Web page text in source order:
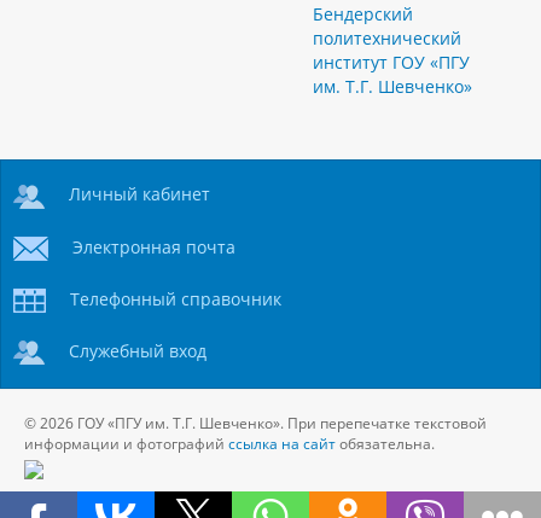
Бендерский
политехнический
институт ГОУ «ПГУ
им. Т.Г. Шевченко»
Личный кабинет
Электронная почта
Телефонный справочник
Служебный вход
© 2026 ГОУ «ПГУ им. Т.Г. Шевченко». При перепечатке текстовой
информации и фотографий ссылка на сайтобязательна.